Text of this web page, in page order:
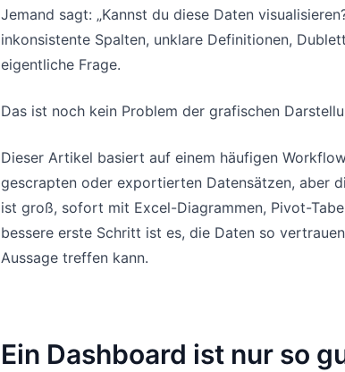
Jemand sagt: „Kannst du diese Daten
inkonsistente Spalten, unklare Definitionen,
eigentliche Frage.
Das ist noch kein Problem der grafischen
Dieser Artikel basiert auf einem häufigen
gescrapten oder exportierten Datensätzen, aber
ist groß, sofort mit Excel-Diagrammen, Pivot-
bessere erste Schritt ist es, die Daten so
Aussage treffen kann.
Ein Dashboard ist nur so